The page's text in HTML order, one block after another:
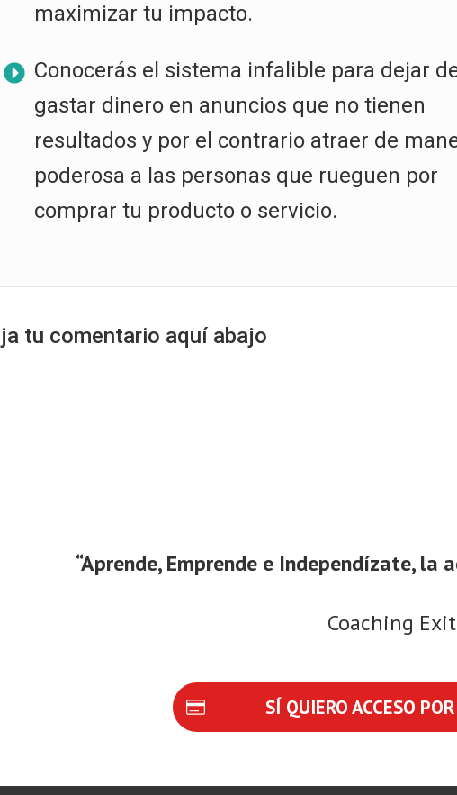
maximizar tu impacto.
Conocerás el sistema infalible para dejar
gastar dinero en anuncios que no tienen
resultados y por el contrario atraer de
poderosa a las personas que rueguen por
comprar tu producto o servicio.
tu comentario aquí abajo
“Aprende, Emprende e Independízate, la
Coaching
SÍ QUIERO ACCESO